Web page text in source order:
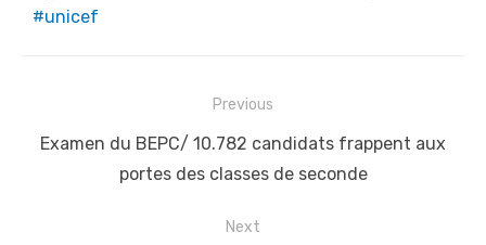
unicef
navigation
Previous
Previous
Examen du BEPC/ 10.782 candidats frappent aux
portes des classes de seconde
Next